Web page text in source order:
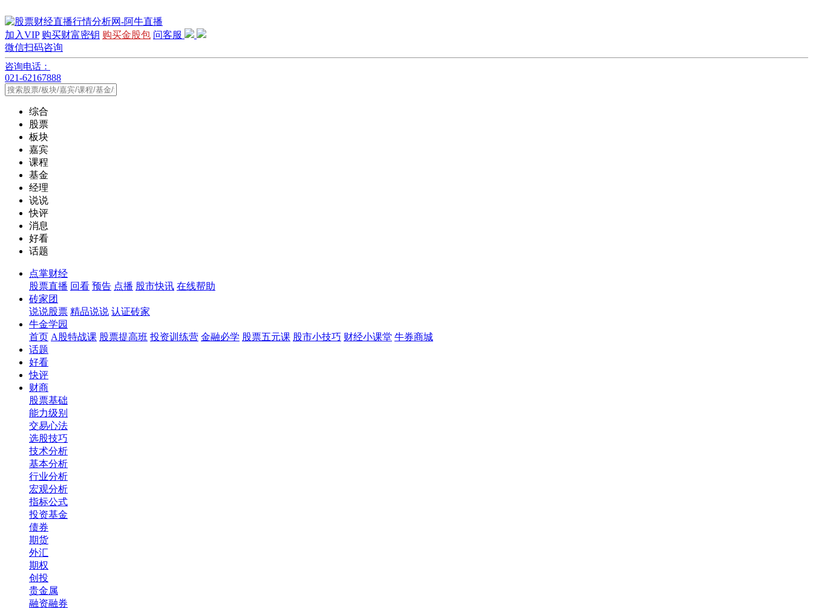
加入VIP 购买财富密钥 购买金股包 问客服
微信扫码咨询
咨询电话：
021-62167888
综合
股票
板块
嘉宾
课程
基金
经理
说说
快评
消息
好看
话题
点掌财经
股票直播 回看 预告 点播 股市快讯 在线帮助
砖家团
说说股票 精品说说 认证砖家
牛金学园
首页 A股特战课 股票提高班 投资训练营 金融必学 股票五元课 股市小技巧 财经小课堂 牛券商城
话题
好看
快评
财商
股票基础
能力级别
交易心法
选股技巧
技术分析
基本分析
行业分析
宏观分析
指标公式
投资基金
债券
期货
外汇
期权
创投
贵金属
融资融券